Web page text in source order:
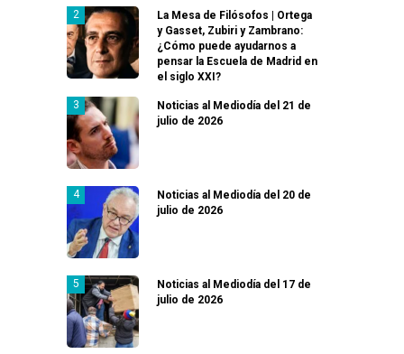
La Mesa de Filósofos | Ortega
y Gasset, Zubiri y Zambrano:
¿Cómo puede ayudarnos a
pensar la Escuela de Madrid en
el siglo XXI?
Noticias al Mediodía del 21 de
julio de 2026
Noticias al Mediodía del 20 de
julio de 2026
Noticias al Mediodía del 17 de
julio de 2026